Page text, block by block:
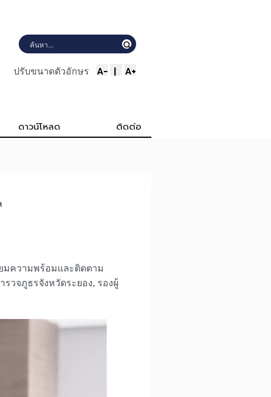
ปรับขนาดตัวอักษร A- | A+
ดาวน์โหลด ติดต่อ
มความพร้อมและติดตาม
วจภูธรจังหวัดระยอง, รองผู้